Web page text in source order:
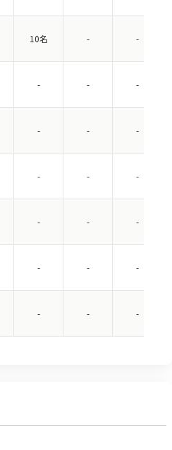
10名 - -
- - -
- - -
- - -
- - -
- - -
- - -